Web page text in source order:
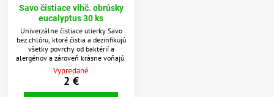
Savo čistiace vlhč. obrúsky
eucalyptus 30 ks
Univerzálne čistiace utierky Savo
bez chlóru, ktoré čistia a dezinfikujú
všetky povrchy od baktérií a
alergénov a zároveň krásne voňajú.
Vypredané
2 €